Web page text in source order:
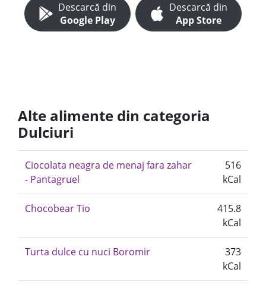
Descarcă din
Google Play
Descarcă din
App Store
Alte alimente din categoria
Dulciuri
Ciocolata neagra de menaj fara zahar
- Pantagruel
516
kCal
Chocobear Tio
415.8
kCal
Turta dulce cu nuci Boromir
373
kCal